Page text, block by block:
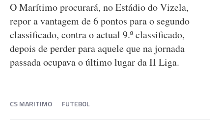
O Marítimo procurará, no Estádio do Vizela,
repor a vantagem de 6 pontos para o segundo
classificado, contra o actual 9.º classificado,
depois de perder para aquele que na jornada
passada ocupava o último lugar da II Liga.
CS MARITIMO FUTEBOL